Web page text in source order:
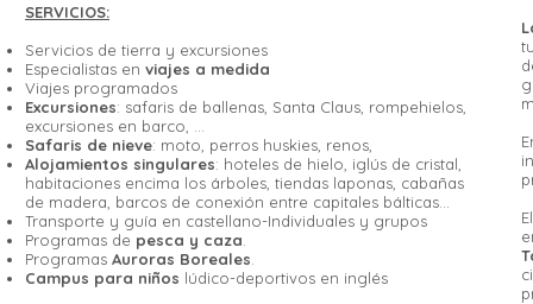
SERVICIOS:
Servicios de tierra y excursiones
Especialistas en viajes a medida
Viajes programados
Excursiones: safaris de ballenas, Santa Claus, rompehielos,
excursiones en barco, …
Safaris de nieve: moto, perros huskies, renos,
Alojamientos singulares: hoteles de hielo, iglús de cristal,
habitaciones encima los árboles, tiendas laponas, cabañas
de madera, barcos de conexión entre capitales bálticas…
Transporte y guía en castellano-Individuales y grupos
Programas de pesca y caza
Programas Auroras Boreales
Campus para niños lúdico-deportivos en inglés